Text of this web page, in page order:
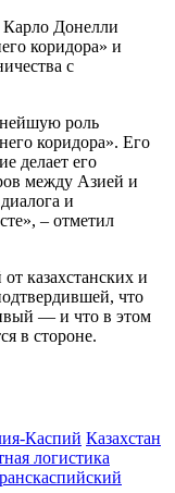
Карло Донелли
коридора» и
с
роль
коридора». Его
делает его
между Азией и
и
– отметил
казахстанских и
что
— и что в этом
в стороне.
Каспий Казахстан
логистика